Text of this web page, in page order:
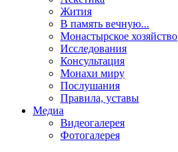
Жития
В память вечную...
Монастырское хозяйство
Исследования
Консультация
Монахи миру
Послушания
Правила, уставы
Медиа
Видеогалерея
Фотогалерея